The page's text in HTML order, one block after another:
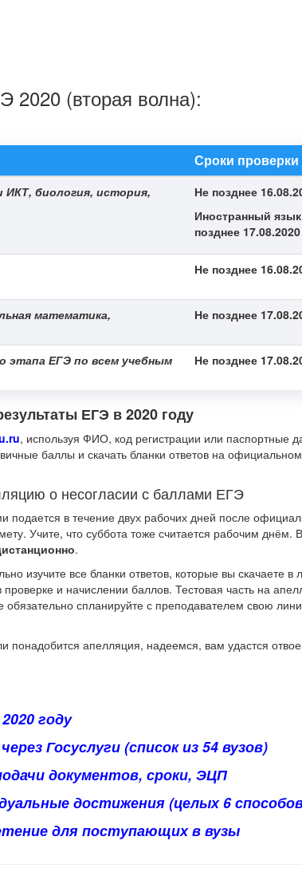
2020 (вторая волна):
Сроки
биология, история,
Не позднее
Иностранный
позднее 17.08.2020
Не позднее
математика,
Не позднее
этапа ЕГЭ по всем учебным
Не позднее
ЕГЭ в 2020 году
, используя ФИО, код регистрации или паспортные
баллы и скачать бланки ответов на
о несогласии с баллами ЕГЭ
в течение двух рабочих дней после
Учите, что суббота тоже считается рабочим днём.
.
изучите все бланки ответов, которые вы скачаете в
и начислении баллов. Тестовая часть на
обязательно спланируйте с преподавателем свою
апелляция, надеемся, вам удастся
году
Госуслуги (список из 54 вузов)
документов, сроки, ЭЦП
достижения (целых 6
для поступающих в вузы